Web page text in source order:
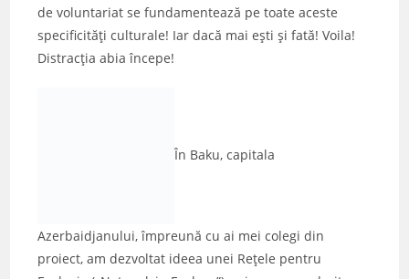
de voluntariat se fundamentează pe toate aceste
specificităţi culturale! Iar dacă mai eşti şi fată! Voila!
Distracţia abia începe!
În Baku, capitala
Azerbaidjanului, împreună cu ai mei colegi din
proiect, am dezvoltat ideea unei Reţele pentru